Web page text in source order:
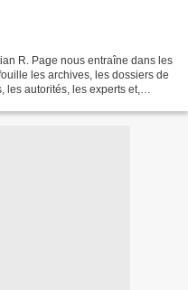
R. Page nous entraîne dans les
les archives, les dossiers de
autorités, les experts et,